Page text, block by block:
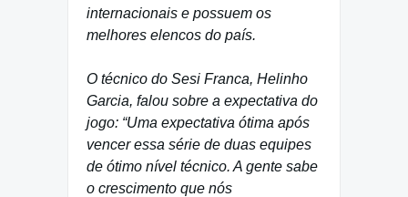
internacionais e possuem os
melhores elencos do país.
O técnico do Sesi Franca, Helinho
Garcia, falou sobre a expectativa do
jogo: “Uma expectativa ótima após
vencer essa série de duas equipes
de ótimo nível técnico. A gente sabe
o crescimento que nós